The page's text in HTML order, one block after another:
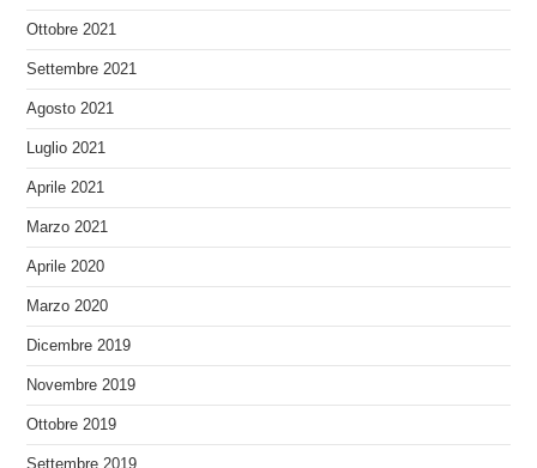
Ottobre 2021
Settembre 2021
Agosto 2021
Luglio 2021
Aprile 2021
Marzo 2021
Aprile 2020
Marzo 2020
Dicembre 2019
Novembre 2019
Ottobre 2019
Settembre 2019